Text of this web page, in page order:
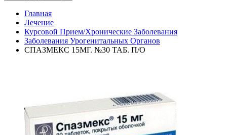
Главная
Лечение
Курсовой Прием/Хронические Заболевания
Заболевания Урогенитальных Органов
СПАЗМЕКС 15МГ. №30 ТАБ. П/О